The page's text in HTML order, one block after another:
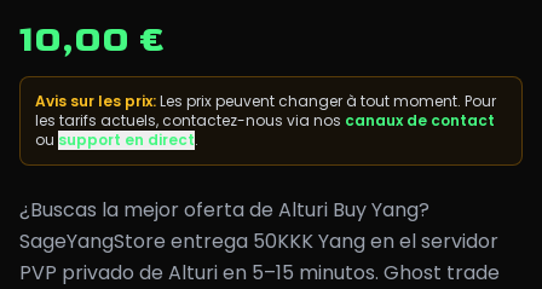
10,00 €
Avis sur les prix:Les prix peuvent changer à tout moment. Pour
les tarifs actuels, contactez-nous via nos canaux de contact
ou support en direct.
¿Buscas la mejor oferta de Alturi Buy Yang?
SageYangStore entrega 50KKK Yang en el servidor
PVP privado de Alturi en 5–15 minutos. Ghost trade